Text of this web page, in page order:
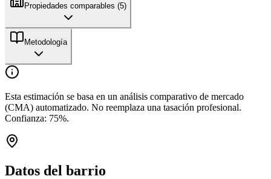
Propiedades comparables (5)
Metodología
Esta estimación se basa en un análisis comparativo de mercado
(CMA) automatizado. No reemplaza una tasación profesional.
Confianza: 75%.
Datos del barrio